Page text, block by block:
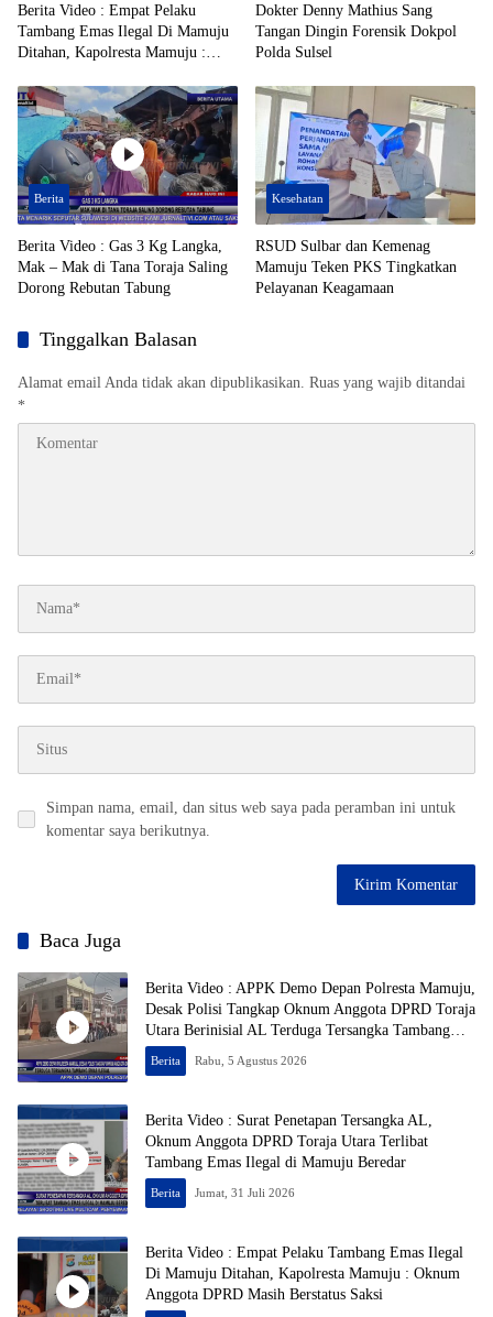
Berita Video : Empat Pelaku
Tambang Emas Ilegal Di Mamuju
Ditahan, Kapolresta Mamuju :
Berstatus Saksi
Dokter Denny Mathius Sang
Tangan Dingin Forensik Dokpol
Polda Sulsel
Berita
Berita Video : Gas 3 Kg Langka,
Mak – Mak di Tana Toraja Saling
Dorong Rebutan Tabung
Kesehatan
RSUD Sulbar dan Kemenag
Mamuju Teken PKS Tingkatkan
Pelayanan Keagamaan
Tinggalkan Balasan
Alamat email Anda tidak akan dipublikasikan. Ruas yang wajib ditandai
*
Simpan nama, email, dan situs web saya pada peramban ini untuk
komentar saya berikutnya.
Baca Juga
Berita Video : APPK Demo Depan Polresta Mamuju,
Desak Polisi Tangkap Oknum Anggota DPRD Toraja
Utara Berinisial AL Terduga Tersangka Tambang
Emas Ilegal
Berita Rabu, 5 Agustus 2026
Berita Video : Surat Penetapan Tersangka AL,
Oknum Anggota DPRD Toraja Utara Terlibat
Tambang Emas Ilegal di Mamuju Beredar
Berita Jumat, 31 Juli 2026
Berita Video : Empat Pelaku Tambang Emas Ilegal
Di Mamuju Ditahan, Kapolresta Mamuju : Oknum
Anggota DPRD Masih Berstatus Saksi